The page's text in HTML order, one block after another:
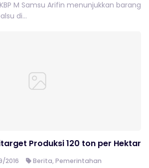
M Samsu Arifin menunjukkan barang
di...
Produksi 120 ton per Hektar
2016 Berita,Pemerintahan